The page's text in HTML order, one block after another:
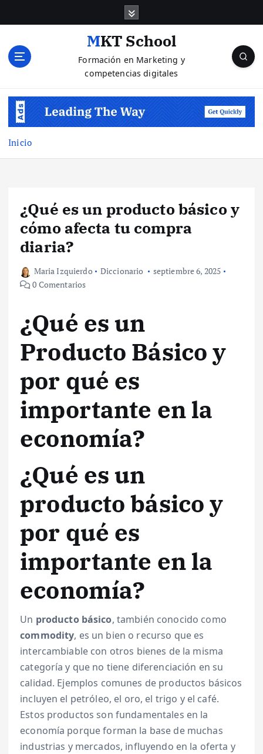
MKT School
Formación en Marketing y
competencias digitales
Inicio
¿Qué es un producto básico y
cómo afecta tu compra
diaria?
Maria Izquierdo Diccionario
septiembre 6, 2025
0 Comentarios
¿Qué es un
Producto Básico y
por qué es
importante en la
economía?
¿Qué es un
producto básico y
por qué es
importante en la
economía?
Un producto básico, también conocido como
commodity, es un bien o recurso que es
intercambiable con otros bienes de la misma
categoría y que no tiene diferenciación en su
calidad. Ejemplos comunes de productos básicos
incluyen el petróleo, el oro, el trigo y el café.
Estos productos son fundamentales en la
economía porque forman la base de muchas
industrias y mercados, influyendo en la oferta y